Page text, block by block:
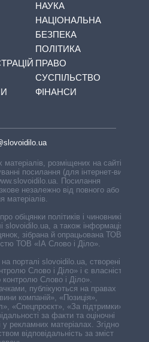
НАУКА
НАЦІОНАЛЬНА
БЕЗПЕКА
ПОЛІТИКА
ПРАВО
СУСПІЛЬСТВО
ФІНАНСИ
розміщених на сайті,
посилання (для інтернет-видань
Посилання
незалежно від повного або
матеріалів.
обіцянки політиків і чиновників,
slovoidilo.ua, а також інформація про
зібрана й опрацьована ТОВ «ІА
ТОВ «ІА Слово і Діло».
порталі slovoidilo.ua, створені ГО
Слово і Діло» і є власністю
Слово і Діло».
публікуються на правах
компаній», «Позиція»,
«Спецпроєкт», «За підтримки».
за факти та оціночні
рекламних матеріалах. Згідно з
відповідальність за зміст